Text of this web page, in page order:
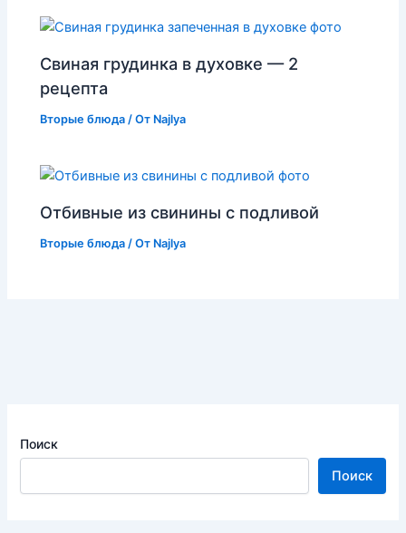
Свиная грудинка в духовке — 2
рецепта
Вторые блюда / От Najlya
Отбивные из свинины с подливой
Вторые блюда / От Najlya
Поиск
Поиск